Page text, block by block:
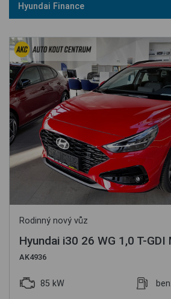
Hyundai Finance
Rodinný nový vůz
Hyundai i30 26 WG 1,0 T-GDI
AK4936
85 kW